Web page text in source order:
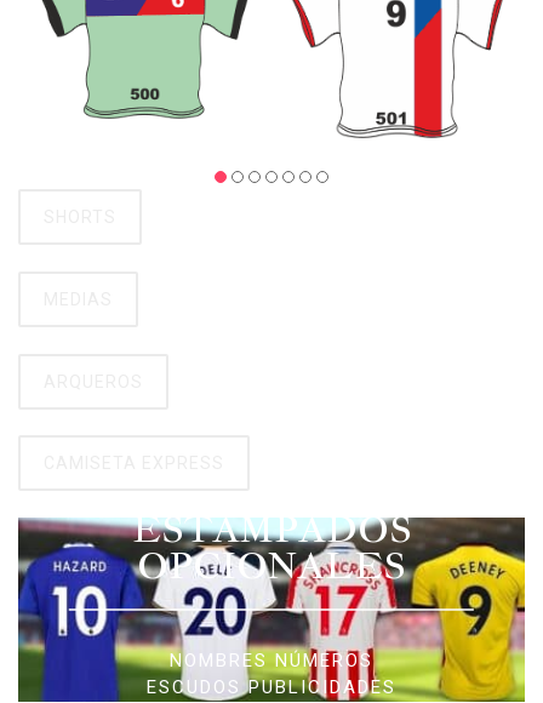
ESTAMPADOS
OPCIONALES
NOMBRES NÚMEROS
ESCUDOS PUBLICIDADES